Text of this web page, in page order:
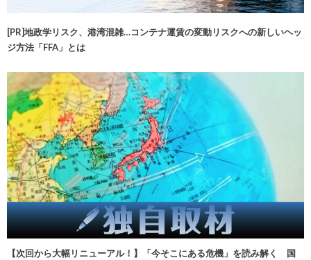
[PR]地政学リスク、港湾混雑…コンテナ運賃の変動リスクへの新しいヘッ
ジ方法「FFA」とは
【次回から大幅リニューアル！】「今そこにある危機」を読み解く 国